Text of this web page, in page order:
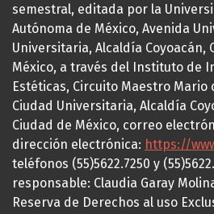
semestral, editada por la
Autónoma de México, Avenida
Universitaria, Alcaldía Coyoacán,
México, a través del Instituto de
Estéticas, Circuito Maestro Mario
Ciudad Universitaria, Alcaldía
Ciudad de México, correo
dirección electrónica: https://
teléfonos (55)5622.7250 y
responsable: Claudia Garay
Reserva de Derechos al uso